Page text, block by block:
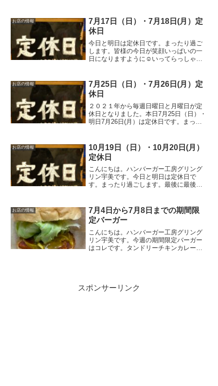
にしてみました。ピリ辛のカレーソース
がクセになる逸品です...
お店の情報
7月17日（日）・7月18日(月）定
休日
今日と明日は定休日です。まったり過ご
します。皆様の今日が笑顔いっぱいの一
日になりますように☺いってらっしゃ
お店の情報
7月25日（日）・7月26日(月）定
休日
２０２１年から毎週日曜日と月曜日が定
休日となりました。本日7月25日（日）・
明日7月26日(月）は定休日です。まった
一日になりますように☺いってらっしゃ
い。
お店の情報
10月19日（日）・10月20日(月）
定休日
こんにちは。ハンバーガー工房グリング
リン宇美です。今日と明日は定休日で
す。まったり過ごします。最後に最後ま
になりますように😊いってらっしゃい。
お店の情報
7月4日から7月8日までの期間限
定バーガー
こんにちは。ハンバーガー工房グリング
リン宇美です。今週の期間限定バーガー
はコレです。タンドリーチキンカレーバ
スポンサーリンク